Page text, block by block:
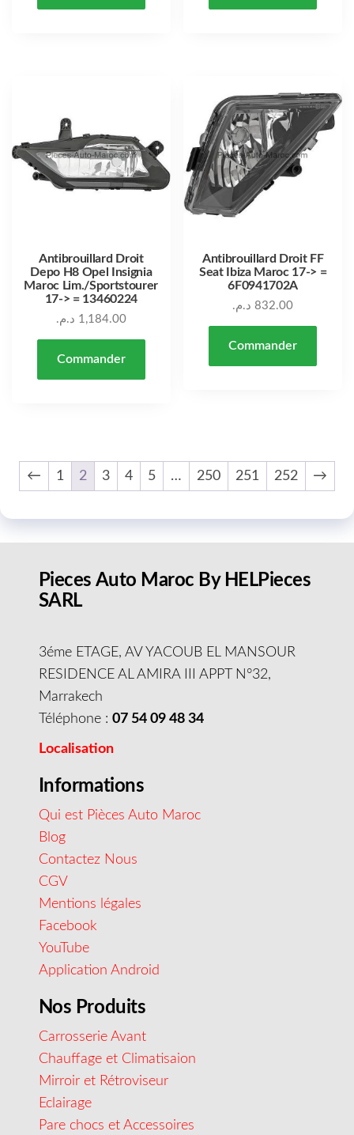
Antibrouillard Droit
Depo H8 Opel Insignia
Maroc Lim./Sportstourer
17-> = 13460224
1,184.00 د.م.
Commander
Antibrouillard Droit FF
Seat Ibiza Maroc 17-> =
6F0941702A
832.00 د.م.
Commander
← 1 2 3 4 5 … 250 251 252 →
Pieces Auto Maroc By HELPieces
SARL
3éme ETAGE, AV YACOUB EL MANSOUR
RESIDENCE AL AMIRA III APPT N°32,
Marrakech
Téléphone : 07 54 09 48 34
Localisation
Informations
Qui est Pièces Auto Maroc
Blog
Contactez Nous
CGV
Mentions légales
Facebook
YouTube
Application Android
Nos Produits
Carrosserie Avant
Chauffage et Climatisaion
Mirroir et Rétroviseur
Eclairage
Pare chocs et Accessoires